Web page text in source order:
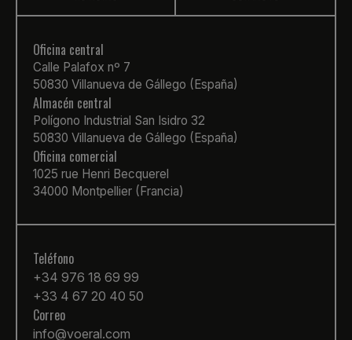
Oficina central
Calle Palafox nº 7
50830 Villanueva de Gállego (España)
Almacén central
Polígono Industrial San Isidro 32
50830 Villanueva de Gállego (España)
Oficina comercial
1025 rue Henri Becquerel
34000 Montpellier (Francia)
Teléfono
+34 976 18 69 99
+33 4 67 20 40 50
Correo
info@voeral.com